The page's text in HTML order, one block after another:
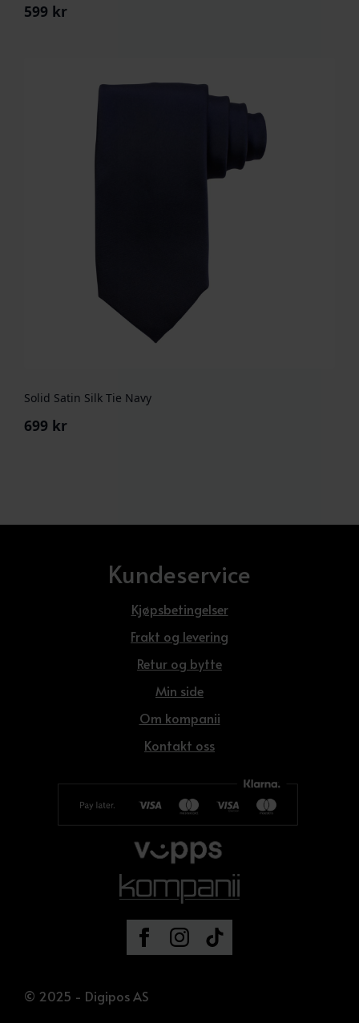
599 kr
Solid Satin Silk Tie Navy
699 kr
Kundeservice
Kjøpsbetingelser
Frakt og levering
Retur og bytte
Min side
Om kompanii
Kontakt oss
© 2025 - Digipos AS